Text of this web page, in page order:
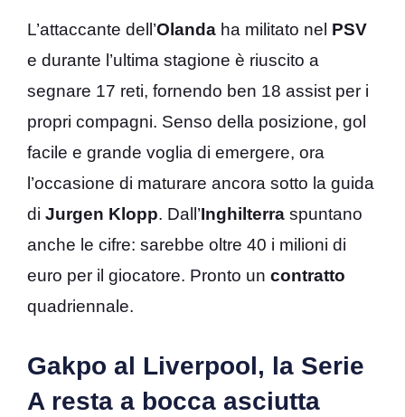
L’attaccante dell’Olanda ha militato nel PSV
e durante l’ultima stagione è riuscito a
segnare 17 reti, fornendo ben 18 assist per i
propri compagni. Senso della posizione, gol
facile e grande voglia di emergere, ora
l’occasione di maturare ancora sotto la guida
di Jurgen Klopp. Dall’Inghilterra spuntano
anche le cifre: sarebbe oltre 40 i milioni di
euro per il giocatore. Pronto un contratto
quadriennale.
Gakpo al Liverpool, la Serie
A resta a bocca asciutta